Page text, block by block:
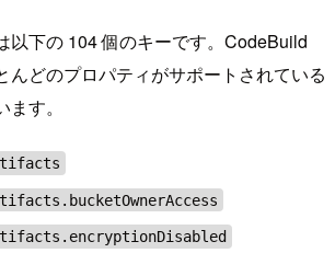
以下の 104 個のキーです。CodeBuild
んどのプロパティがサポートされている
す。